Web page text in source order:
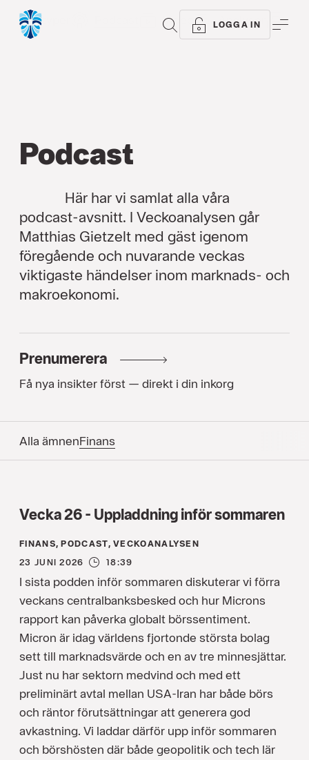
SÖK LOGGA IN
Alla typer Video Analyser
Podcast
Här har vi samlat alla våra
podcast-avsnitt. I Veckoanalysen går
Matthias Gietzelt med gäst igenom
föregående och nuvarande veckas
viktigaste händelser inom marknads- och
makroekonomi.
Prenumerera
Få nya insikter först — direkt i din inkorg
Alla ämnenFinans
Vecka 26 - Uppladdning inför sommaren
FINANS, PODCAST, VECKOANALYSEN
23 JUNI 2026
18:39
I sista podden inför sommaren diskuterar vi förra
veckans centralbanksbesked och hur Microns
rapport kan påverka globalt börssentiment.
Micron är idag världens fjortonde största bolag
sett till marknadsvärde och en av tre minnesjättar.
Just nu har sektorn medvind och med ett
preliminärt avtal mellan USA-Iran har både börs
och räntor förutsättningar att generera god
avkastning. Vi laddar därför upp inför sommaren
och börshösten där både geopolitik och tech lär